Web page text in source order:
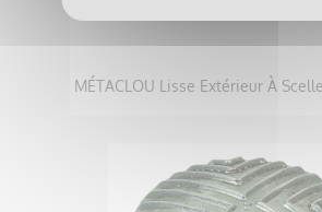
MÉTACLOU Lisse Extérieur À